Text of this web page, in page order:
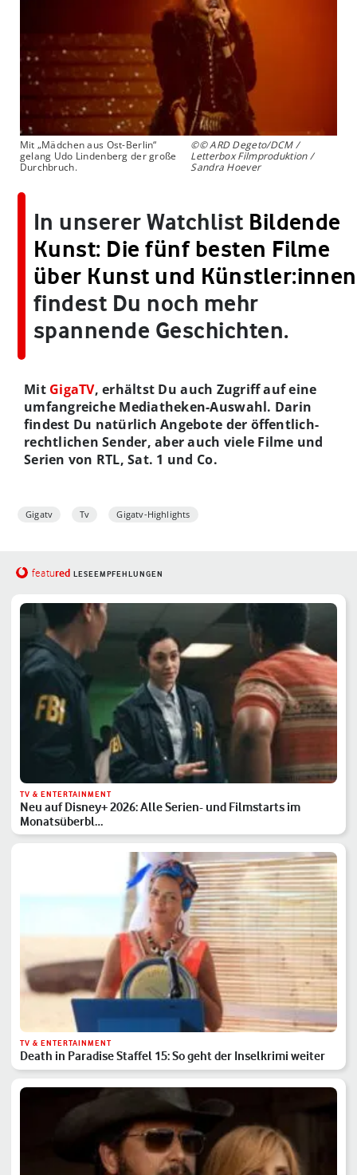
Mit „Mädchen aus Ost-Berlin“
gelang Udo Lindenberg der große
Durchbruch.
©© ARD Degeto/DCM /
Letterbox Filmproduktion /
Sandra Hoever
In unserer Watchlist Bildende
Kunst: Die fünf besten Filme
über Kunst und Künstler:innen
findest Du noch mehr
spannende Geschichten.
Mit GigaTV, erhältst Du auch Zugriff auf eine
umfangreiche Mediatheken-Auswahl. Darin
findest Du natürlich Angebote der öffentlich-
rechtlichen Sender, aber auch viele Filme und
Serien von RTL, Sat. 1 und Co.
Gigatv Tv Gigatv-Highlights
featured LESEEMPFEHLUNGEN
TV & ENTERTAINMENT
Neu auf Disney+ 2026: Alle Serien- und Filmstarts im
Monatsüberbl…
TV & ENTERTAINMENT
Death in Paradise Staffel 15: So geht der Inselkrimi weiter